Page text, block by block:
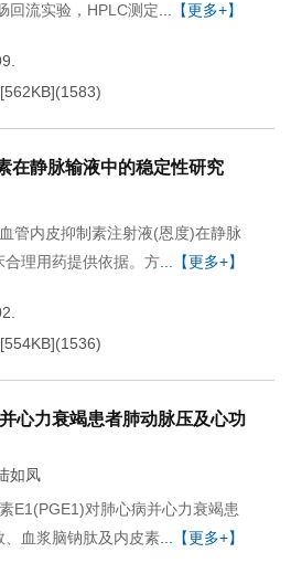
回流实验，HPLC测定 ...【更多+】
562KB](1583)
在静脉输液中的稳定性研究
管内皮抑制素注射液(恩度)在静脉
理用药提供依据。方 ...【更多+】
554KB](1536)
心力衰竭患者肺动脉压及心功
如凤
E1(PGE1)对肺心病并心力衰竭患
血浆脑钠肽及内皮素 ...【更多+】